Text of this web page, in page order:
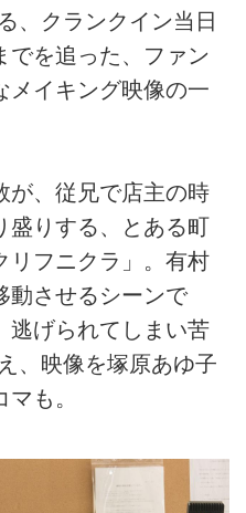
、クランクイン当日
でを追った、ファン
メイキング映像の一
、従兄で店主の時
盛りする、とある町
リフニクラ」。有村
動させるシーンで
逃げられてしまい苦
、映像を塚原あゆ子
も。